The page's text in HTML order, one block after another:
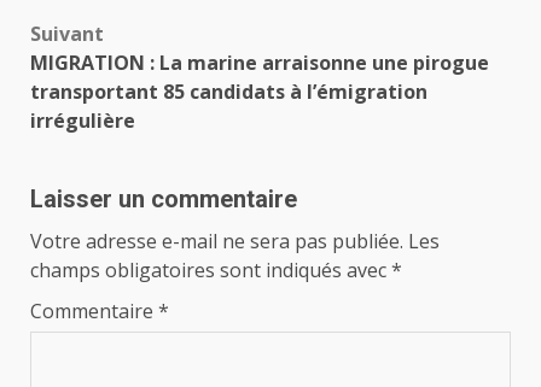
Suivant
MIGRATION : La marine arraisonne une pirogue
transportant 85 candidats à l’émigration
irrégulière
Laisser un commentaire
Votre adresse e-mail ne sera pas publiée. Les
champs obligatoires sont indiqués avec*
Commentaire *